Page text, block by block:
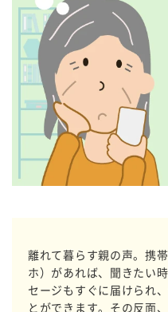
離れて暮らす親の声。携
ホ）があれば、聞きたい
セージもすぐに届けられ
とができます。その反面